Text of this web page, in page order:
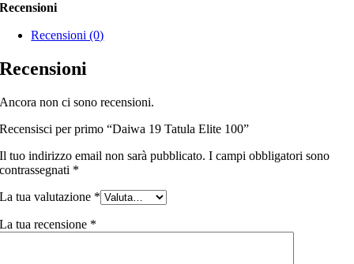
Recensioni
Recensioni (0)
Recensioni
Ancora non ci sono recensioni.
Recensisci per primo “Daiwa 19 Tatula Elite 100”
Il tuo indirizzo email non sarà pubblicato. I campi obbligatori sono
contrassegnati *
La tua valutazione *
La tua recensione *